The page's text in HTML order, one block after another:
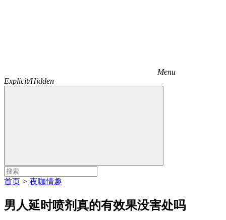
Menu
Explicit/Hidden
首页 > 夜咖情趣
男人延时喷剂真的有效果没害处吗